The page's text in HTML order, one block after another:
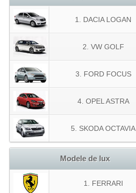
1. DACIA LOGAN
2. VW GOLF
3. FORD FOCUS
4. OPEL ASTRA
5. SKODA OCTAVIA
Modele de lux
1. FERRARI